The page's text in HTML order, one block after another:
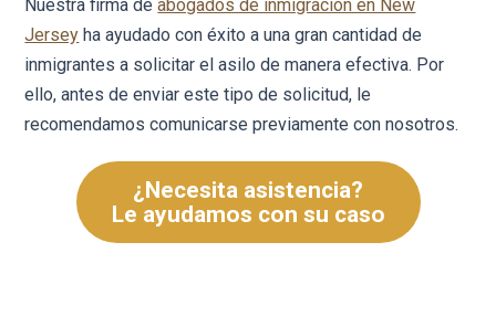
Nuestra firma deabogados de inmigración en New
Jersey ha ayudado con éxito a una gran cantidad de
inmigrantes a solicitar el asilo de manera efectiva. Por
ello, antes de enviar este tipo de solicitud, le
recomendamos comunicarse previamente con nosotros.
¿Necesita asistencia?
Le ayudamos con su caso